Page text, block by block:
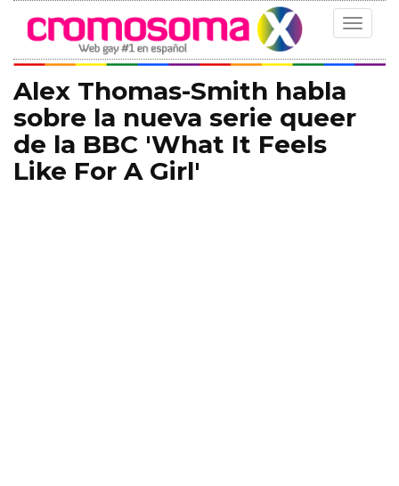
Toggle
Alex Thomas-Smith habla
sobre la nueva serie queer
de la BBC 'What It Feels
Like For A Girl'